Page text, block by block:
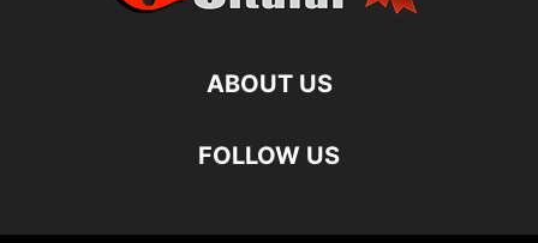
ABOUT US
FOLLOW US